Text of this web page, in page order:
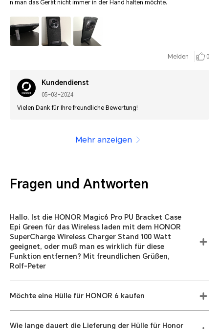
n man das Gerät nicht immer in der Hand halten möchte.
Melden 0
Kundendienst
05-03-2024
Vielen Dank für Ihre freundliche Bewertung!
Mehr anzeigen
Fragen und Antworten
Hallo. Ist die HONOR Magic6 Pro PU Bracket Case
Epi Green für das Wireless laden mit dem HONOR
SuperCharge Wireless Charger Stand 100 Watt
geeignet, oder muß man es wirklich für diese
Funktion entfernen? Mit freundlichen Grüßen,
Rolf-Peter
Möchte eine Hülle für HONOR 6 kaufen
Wie lange dauert die Lieferung der Hülle für Honor